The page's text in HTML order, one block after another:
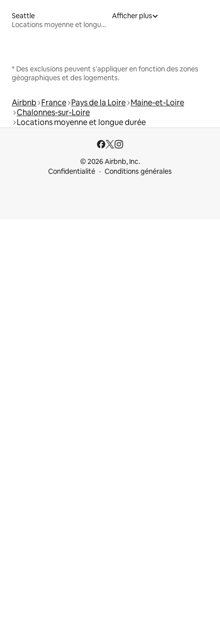
Seattle
Locations moyenne et longue durée
Afficher plus
* Des exclusions peuvent s'appliquer en fonction des zones
géographiques et des logements.
Airbnb France Pays de la Loire Maine-et-Loire
Chalonnes-sur-Loire
Locations moyenne et longue durée
© 2026 Airbnb, Inc.
Confidentialité
Conditions générales